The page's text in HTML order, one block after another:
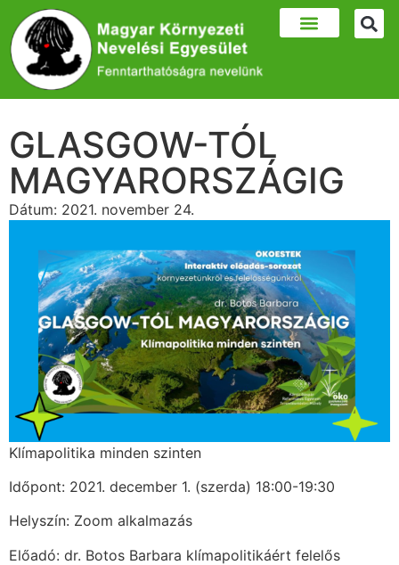
GLASGOW-TÓL
MAGYARORSZÁGIG
Dátum: 2021. november 24.
Klímapolitika minden szinten
Időpont: 2021. december 1. (szerda) 18:00-19:30
Helyszín: Zoom alkalmazás
Előadó: dr. Botos Barbara klímapolitikáért felelős